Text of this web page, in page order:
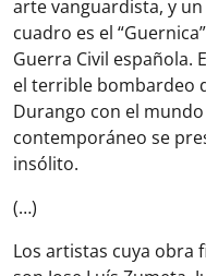
arte vanguardista, y un
cuadro es el
Guerra Civil española.
el terrible bombardeo
Durango con el
contemporáneo se
insólito.
(…)
Los artistas cuya obra